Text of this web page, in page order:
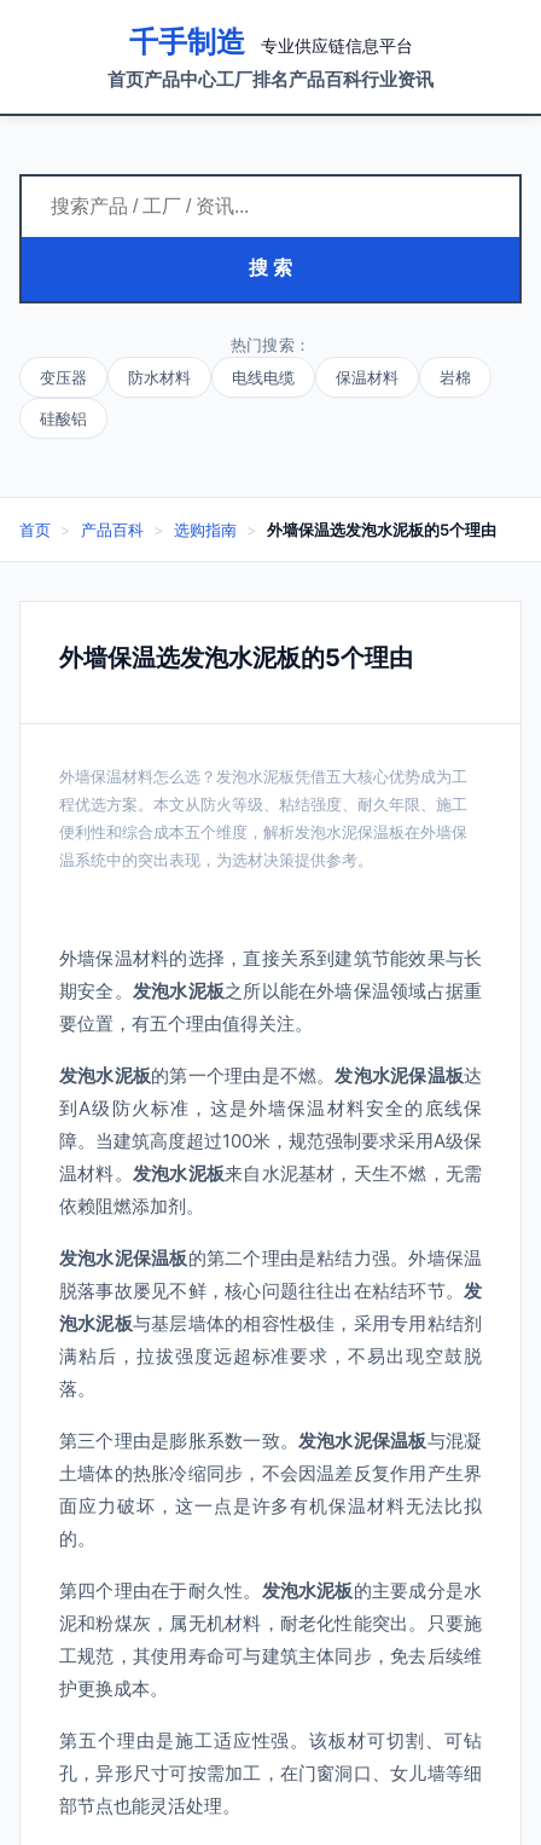
千手制造 专业供应链信息平台
首页产品中心工厂排名产品百科行业资讯
搜 索
热门搜索：
变压器
防水材料 电线电缆 保温材料 岩棉
硅酸铝
首页 > 产品百科 > 选购指南 > 外墙保温选发泡水泥板的5个理由
外墙保温选发泡水泥板的5个理由
外墙保温材料怎么选？发泡水泥板凭借五大核心优势成为工
程优选方案。本文从防火等级、粘结强度、耐久年限、施工
便利性和综合成本五个维度，解析发泡水泥保温板在外墙保
温系统中的突出表现，为选材决策提供参考。
外墙保温材料的选择，直接关系到建筑节能效果与长
期安全。 发泡水泥板之所以能在外墙保温领域占据重
要位置，有五个理由值得关注。
发泡水泥板的第一个理由是不燃。发泡水泥保温板达
到A级防火标准，这是外墙保温材料安全的底线保
障。当建筑高度超过100米，规范强制要求采用A级保
温材料。 发泡水泥板来自水泥基材，天生不燃，无需
依赖阻燃添加剂。
发泡水泥保温板的第二个理由是粘结力强。外墙保温
脱落事故屡见不鲜，核心问题往往出在粘结环节。 发
泡水泥板与基层墙体的相容性极佳，采用专用粘结剂
满粘后，拉拔强度远超标准要求，不易出现空鼓脱
落。
第三个理由是膨胀系数一致。 发泡水泥保温板与混凝
土墙体的热胀冷缩同步，不会因温差反复作用产生界
面应力破坏，这一点是许多有机保温材料无法比拟
的。
第四个理由在于耐久性。 发泡水泥板的主要成分是水
泥和粉煤灰，属无机材料，耐老化性能突出。只要施
工规范，其使用寿命可与建筑主体同步，免去后续维
护更换成本。
第五个理由是施工适应性强。该板材可切割、可钻
孔，异形尺寸可按需加工，在门窗洞口、女儿墙等细
部节点也能灵活处理。